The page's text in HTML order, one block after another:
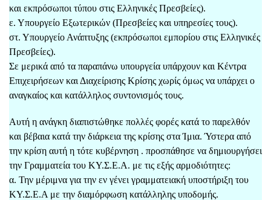
και εκπρόσωποι τύπου στις Ελληνικές Πρεσβείες).
ε. Υπουργείο Εξωτερικών (Πρεσβείες και υπηρεσίες τους).
στ. Υπουργείο Ανάπτυξης (εκπρόσωποι εμπορίου στις Ελληνικές
Πρεσβείες).
Σε μερικά από τα παραπάνω υπουργεία υπάρχουν και Κέντρα
Επιχειρήσεων και Διαχείρισης Κρίσης χωρίς όμως να υπάρχει ο
αναγκαίος και κατάλληλος συντονισμός τους.
Αυτή η ανάγκη διαπιστώθηκε πολλές φορές κατά το παρελθόν
και βέβαια κατά την διάρκεια της κρίσης στα Ίμια. Ύστερα από
την κρίση αυτή η τότε κυβέρνηση . προσπάθησε να δημιουργήσει
την Γραμματεία του ΚΥ.Σ.Ε.Α. με τις εξής αρμοδιότητες:
α. Την μέριμνα για την εν γένει γραμματειακή υποστήριξη του
ΚΥ.Σ.Ε.Α με την διαμόρφωση κατάλληλης υποδομής.